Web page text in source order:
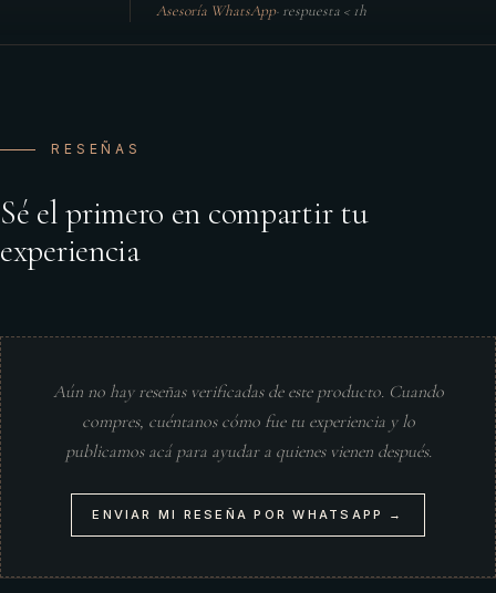
Asesoría WhatsApp· respuesta < 1h
RESEÑAS
Sé el primero en compartir tu
experiencia
Aún no hay reseñas verificadas de este producto. Cuando
compres, cuéntanos cómo fue tu experiencia y lo
publicamos acá para ayudar a quienes vienen después.
ENVIAR MI RESEÑA POR WHATSAPP →